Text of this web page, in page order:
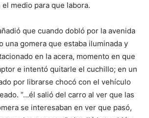
medio para que labora.
que cuando dobló por la avenida
una gomera que estaba iluminada y
en la acera, momento en que
e intentó quitarle el cuchillo; en un
por librarse chocó con el vehículo
“…él salió del carro al ver que las
se interesaban en ver que pasó,